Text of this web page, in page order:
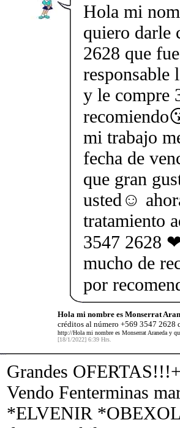
Hola mi
quiero darle
2628 que
responsable
y le compre
mi trabajo
fecha de
que gran
usted☺
tratamiento
3547 2628
mucho de
por
Hola mi nombre es Monserrat
créditos al número +569 3547 2628
http://Hola mi nombre es Monserrat Araneda y
[18/1/2022] 6:39 Hrs.
Grandes
Vendo Fenterminas
*ELVENIR